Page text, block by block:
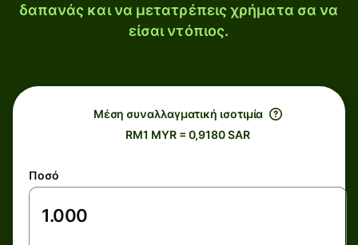
δαπανάς και να μετατρέπεις χρήματα σα να
είσαι ντόπιος.
Μέση συναλλαγματική ισοτιμία
RM1 MYR = 0,9180 SAR
Ποσό